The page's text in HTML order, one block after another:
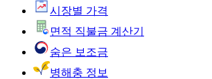
시장별 가격
면적 직불금 계산기
숨은 보조금
병해충 정보